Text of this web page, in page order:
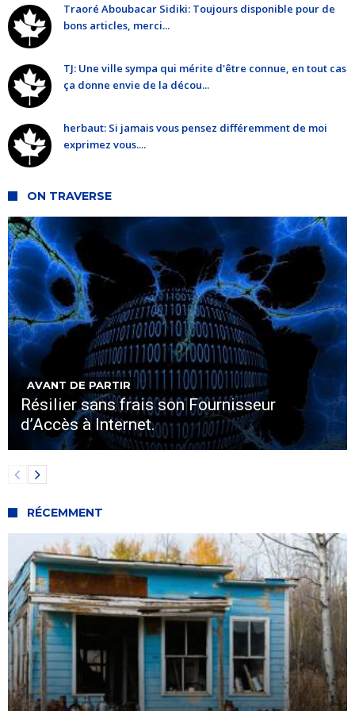
Traoré Aboubacar Sidiki: Toujours disponible pour de
bons articles, merci...
TJ: Une ville sympa qui mérite d'être connue, en tout cas
ça donne envie de la décou...
herbaut: Si jamais vous pensez différemment de moi
exprimez vous....
ON TRAVERSE
AVANT DE PARTIR
Résilier sans frais son Fournisseur
d’Accès à Internet.
RÉCEMMENT